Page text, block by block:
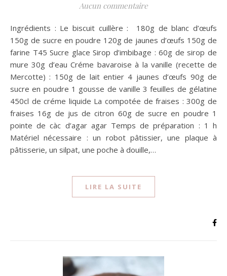
Aucun commentaire
Ingrédients : Le biscuit cuillère : 180g de blanc d’œufs
150g de sucre en poudre 120g de jaunes d’œufs 150g de
farine T45 Sucre glace Sirop d’imbibage : 60g de sirop de
mure 30g d’eau Créme bavaroise à la vanille (recette de
Mercotte) : 150g de lait entier 4 jaunes d’œufs 90g de
sucre en poudre 1 gousse de vanille 3 feuilles de gélatine
450cl de créme liquide La compotée de fraises : 300g de
fraises 16g de jus de citron 60g de sucre en poudre 1
pointe de càc d’agar agar Temps de préparation : 1 h
Matériel nécessaire : un robot pâtissier, une plaque à
pâtisserie, un silpat, une poche à douille,…
LIRE LA SUITE